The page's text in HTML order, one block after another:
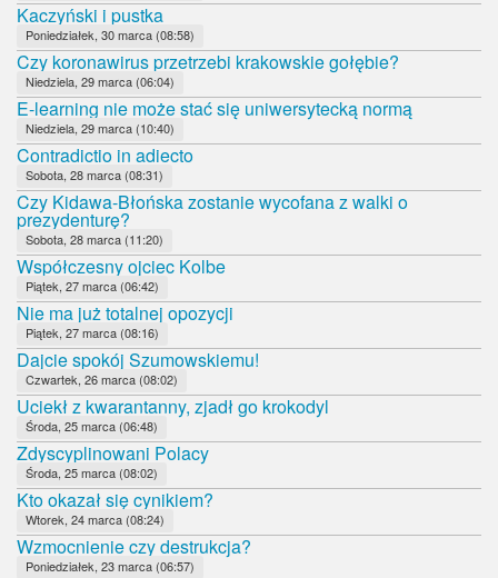
Kaczyński i pustka
Poniedziałek, 30 marca (08:58)
Czy koronawirus przetrzebi krakowskie gołębie?
Niedziela, 29 marca (06:04)
E-learning nie może stać się uniwersytecką normą
Niedziela, 29 marca (10:40)
Contradictio in adiecto
Sobota, 28 marca (08:31)
Czy Kidawa-Błońska zostanie wycofana z walki o
prezydenturę?
Sobota, 28 marca (11:20)
Współczesny ojciec Kolbe
Piątek, 27 marca (06:42)
Nie ma już totalnej opozycji
Piątek, 27 marca (08:16)
Dajcie spokój Szumowskiemu!
Czwartek, 26 marca (08:02)
Uciekł z kwarantanny, zjadł go krokodyl
Środa, 25 marca (06:48)
Zdyscyplinowani Polacy
Środa, 25 marca (08:02)
Kto okazał się cynikiem?
Wtorek, 24 marca (08:24)
Wzmocnienie czy destrukcja?
Poniedziałek, 23 marca (06:57)